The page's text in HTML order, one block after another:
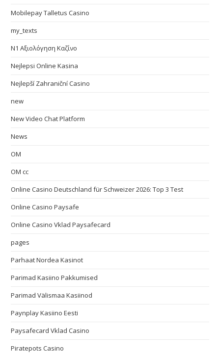
Mobilepay Talletus Casino
my_texts
N1 Αξιολόγηση Καζίνο
Nejlepsi Online Kasina
Nejlepší Zahraniční Casino
new
New Video Chat Platform
News
OM
OM cc
Online Casino Deutschland für Schweizer 2026: Top 3 Test
Online Casino Paysafe
Online Casino Vklad Paysafecard
pages
Parhaat Nordea Kasinot
Parimad Kasiino Pakkumised
Parimad Välismaa Kasiinod
Paynplay Kasiino Eesti
Paysafecard Vklad Casino
Piratepots Casino